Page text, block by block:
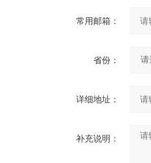
常用邮箱：
省份：
详细地址：
补充说明：